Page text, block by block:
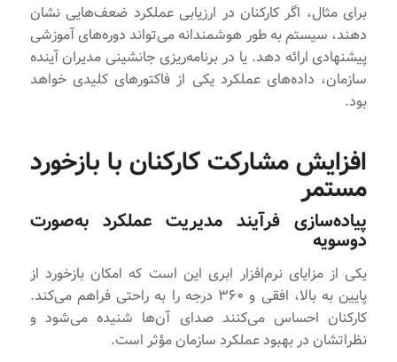
برای مثال، اگر کارکنان در ارزیابی عملکرد ضعف‌هایی نشان
دهند، سیستم به طور هوشمندانه می‌تواند دوره‌های آموزشی
پیشنهادی ارائه دهد. یا در برنامه‌ریزی جانشینی مدیران آینده
سازمان، داده‌های عملکرد یکی از فاکتورهای کلیدی خواهد
بود.
افزایش مشارکت کارکنان با بازخورد
مستمر
پیاده‌سازی فرآیند مدیریت عملکرد به‌صورت
دوسویه
یکی از مزایای نرم‌افزار ابری این است که امکان بازخورد از
پایین به بالا، افقی و ۳۶۰ درجه را به راحتی فراهم می‌کند.
کارکنان احساس می‌کنند صدای آن‌ها شنیده می‌شود و
نظراتشان در بهبود عملکرد سازمان مؤثر است.